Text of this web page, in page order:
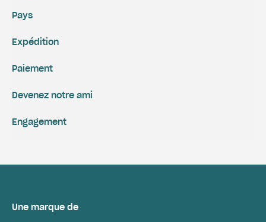
Expédition
Paiement
Engagement
Devenez notre ami
Pays
Une marque de